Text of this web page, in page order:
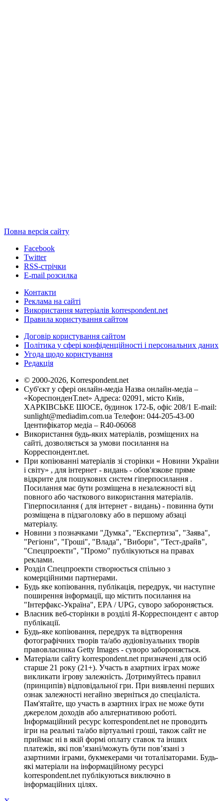
Повна версія сайту
Facebook
Twitter
RSS-стрічки
E-mail розсилка
Контакти
Реклама на сайті
Використання матеріалів korrespondent.net
Правила користування сайтом
Договір користування сайтом
Політика у сфері конфіденційності і персональних даних
Угода щодо користування
Редакція
© 2000-2026, Korrespondent.net
Суб'єкт у сфері онлайн-медіа Назва онлайн-медіа –
«КореспонденТ.net» Адреса: 02091, місто Київ,
ХАРКІВСЬКЕ ШОСЕ, будинок 172-Б, офіс 208/1 E-mail:
sunlight@mediadim.com.ua Телефон: 044-205-43-00
Ідентифікатор медіа – R40-06068
Використання будь-яких матеріалів, розміщених на
сайті, дозволяється за умови посилання на
Корреспондент.net.
При копіюванні матеріалів зі сторінки « Новини України
і світу» , для інтернет - видань - обов'язкове пряме
відкрите для пошукових систем гіперпосилання .
Посилання має бути розміщена в незалежності від
повного або часткового використання матеріалів.
Гіперпосилання ( для інтернет - видань) - повинна бути
розміщена в підзаголовку або в першому абзаці
матеріалу.
Новини з позначками "Думка", "Експертиза", "Заява",
"Регіони", "Гроші", "Влада", "Вибори", "Тест-драйв",
"Спецпроекти", "Промо" публікуються на правах
реклами.
Розділ Спецпроекти створюється спільно з
комерційними партнерами.
Будь яке копіювання, публікація, передрук, чи наступне
поширення інформації, що містить посилання на
"Інтерфакс-Україна", EPA / UPG, суворо забороняється.
Власник веб-сторінки в розділі Я-Корреспондент є автор
публікації.
Будь-яке копіювання, передрук та відтворення
фотографічних творів та/або аудіовізуальних творів
правовласника Getty Images - суворо забороняється.
Матеріали сайту korrespondent.net призначені для осіб
старше 21 року (21+). Участь в азартних іграх може
викликати ігрову залежність. Дотримуйтесь правил
(принципів) відповідальної гри. При виявленні перших
ознак залежності негайно зверніться до спеціаліста.
Пам'ятайте, що участь в азартних іграх не може бути
джерелом доходів або альтернативою роботі.
Інформаційний ресурс korrespondent.net не проводить
ігри на реальні та/або віртуальні гроші, також сайт не
приймає ні в якій формі оплату ставок та інших
платежів, які пов’язані/можуть бути пов’язані з
азартними іграми, букмекерами чи тоталізаторами. Будь-
які матеріали на інформаційному ресурсі
korrespondent.net публікуються виключно в
інформаційних цілях.